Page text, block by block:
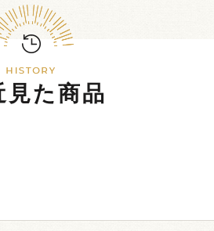
見た商品